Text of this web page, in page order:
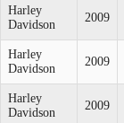
Harley
Davidson
2009
Harley
Davidson
2009
Harley
Davidson
2009